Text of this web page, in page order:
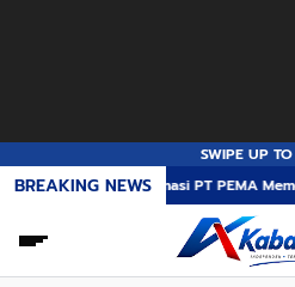
SWIPE UP
BREAKING NEWS
Transformasi PT PEMA Memerlukan